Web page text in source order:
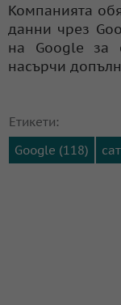
Компанията
данни чрез
на Google за
насърчи
Етикети:
Google (118)